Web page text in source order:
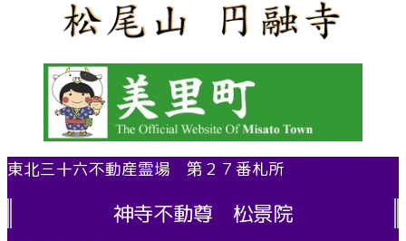
東北三十六不動産霊場 第２７番札所
神寺不動尊 松景院